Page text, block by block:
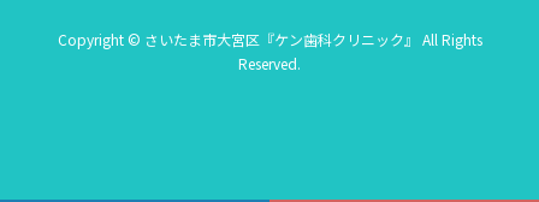
Copyright © さいたま市大宮区『ケン歯科クリニック』 All Rights
Reserved.